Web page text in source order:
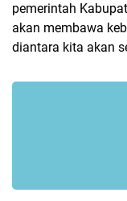
pemerintah
akan membawa
diantara kita akan